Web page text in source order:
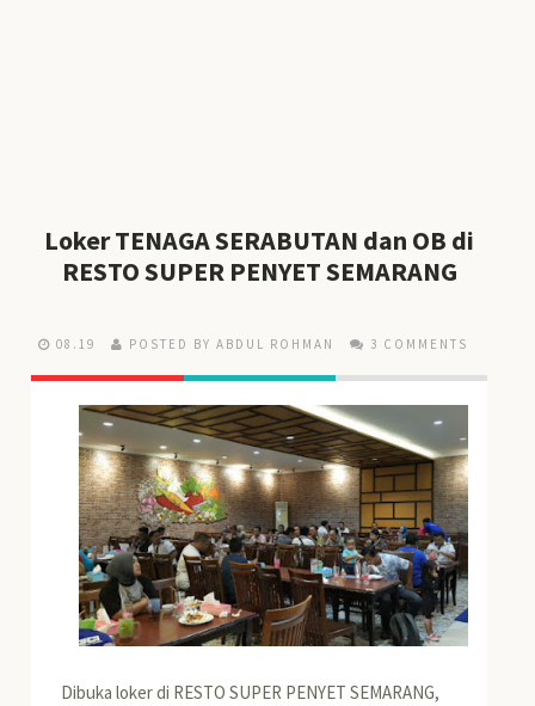
Loker TENAGA SERABUTAN dan OB di
RESTO SUPER PENYET SEMARANG
08.19 POSTED BY ABDUL ROHMAN 3 COMMENTS
Dibuka loker di RESTO SUPER PENYET SEMARANG,